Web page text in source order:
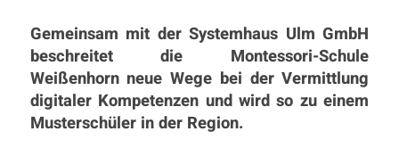
Gemeinsam mit der Systemhaus Ulm GmbH
beschreitet die Montessori-Schule
Weißenhorn neue Wege bei der Vermittlung
digitaler Kompetenzen und wird so zu einem
Musterschüler in der Region.